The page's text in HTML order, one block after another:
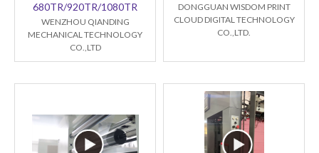
680TR/920TR/1080TR
WENZHOU QIANDING
MECHANICAL TECHNOLOGY
CO.,LTD
DONGGUAN WISDOM PRINT
CLOUD DIGITAL TECHNOLOGY
CO.,LTD.